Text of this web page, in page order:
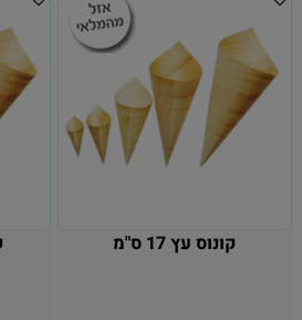
קונוס עץ 17 ס"מ